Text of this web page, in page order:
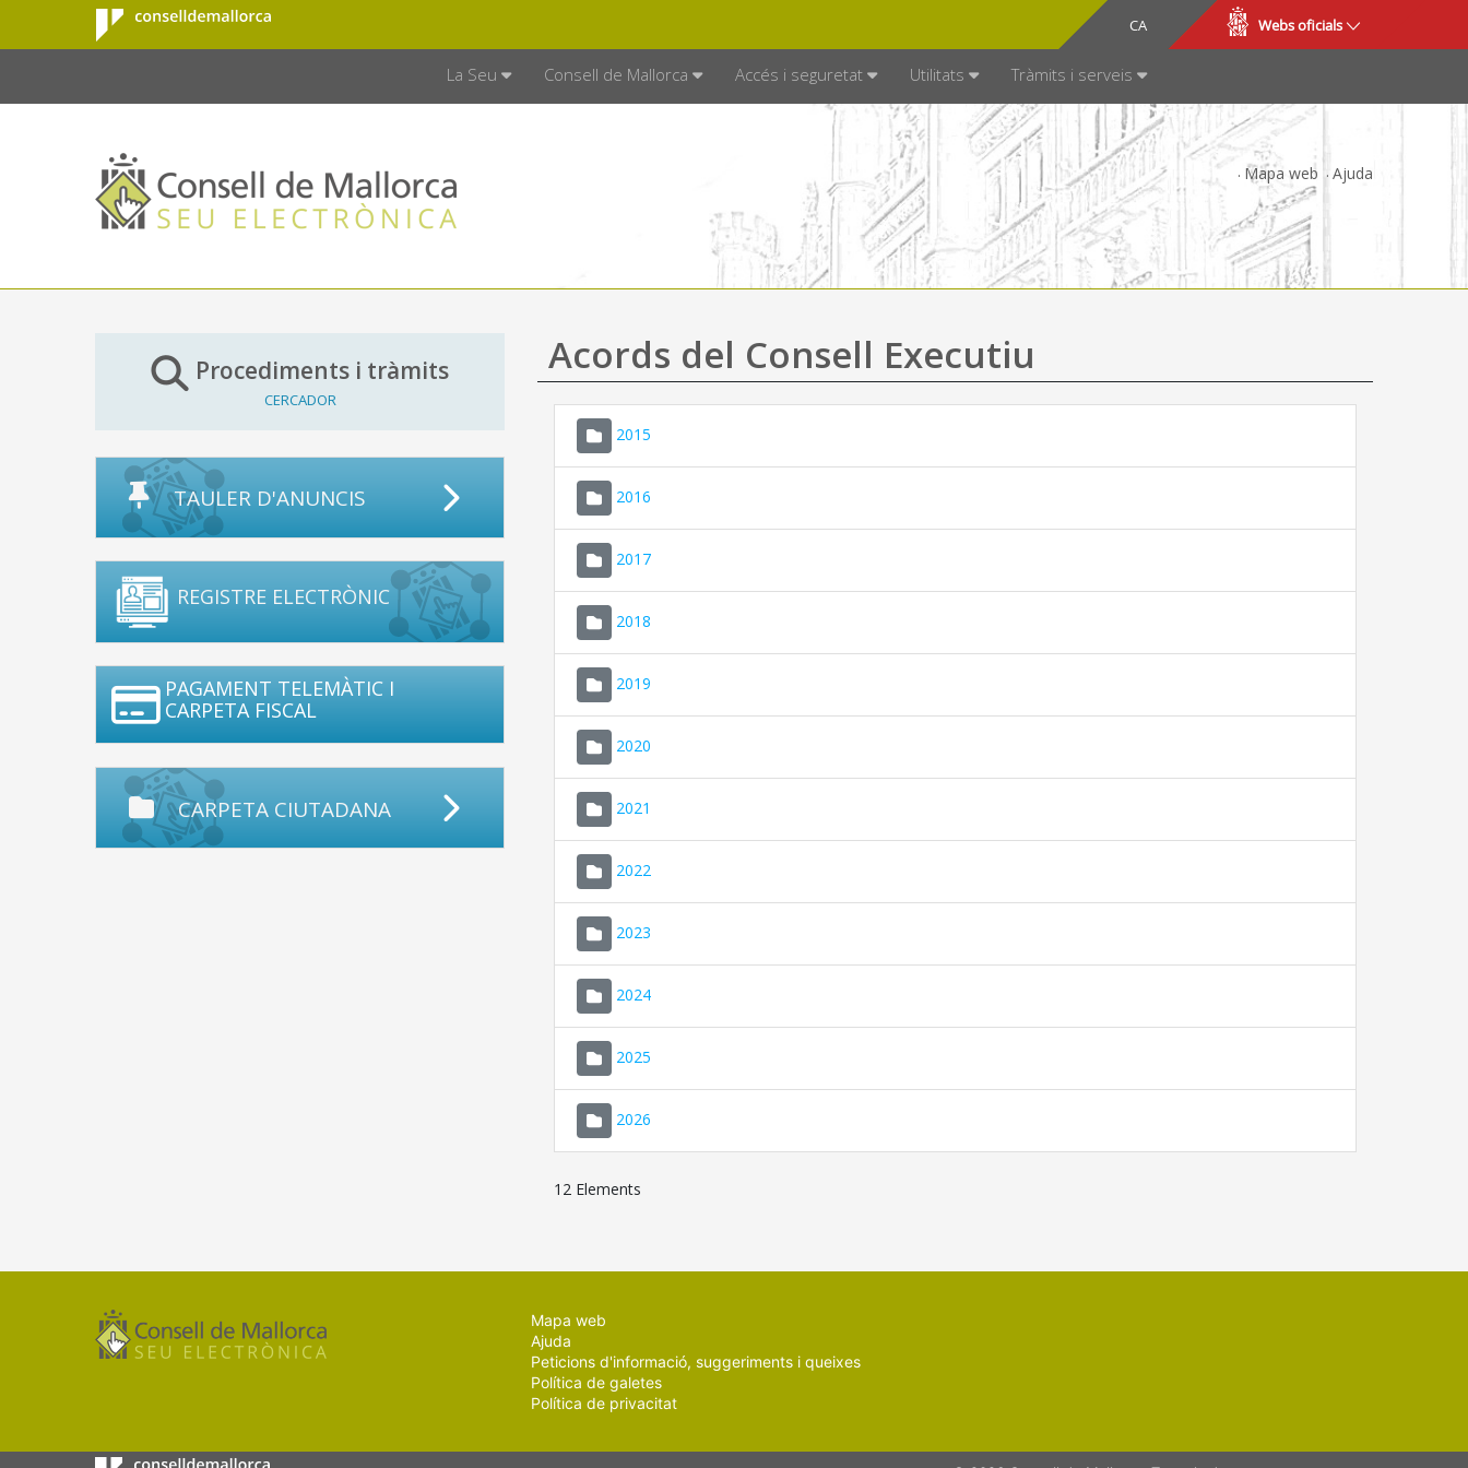
Salta al contingut principal
Consell de
Mallorca
CA
ES Webs oficials
La Seu Consell de Mallorca Accés i seguretat Utilitats Tràmits i serveis
Mapa web Ajuda
Procediments i tràmits
CERCADOR
TAULER D'ANUNCIS
REGISTRE ELECTRÒNIC
PAGAMENT TELEMÀTIC I
CARPETA FISCAL
CARPETA CIUTADANA
Acords del Consell Executiu
2015
2016
2017
2018
2019
2020
2021
2022
2023
2024
2025
2026
12 Elements
Mapa web
Ajuda
Peticions d'informació, suggeriments i queixes
Política de galetes
Política de privacitat